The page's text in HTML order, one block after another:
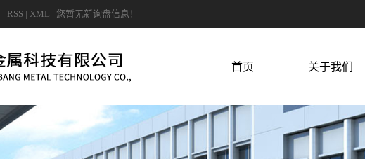
| RSS | XML | 您暂无新询盘信息！
首页 关于我们